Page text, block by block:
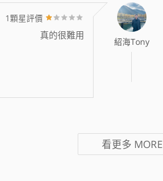
紹海Tony
1顆星評價
真的很難用
看更多 MORE